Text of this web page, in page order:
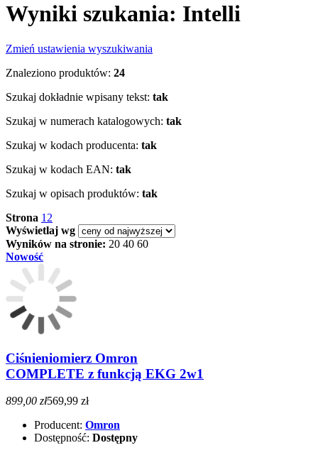
Wyniki szukania: Intelli
Zmień ustawienia wyszukiwania
Znaleziono produktów: 24
Szukaj dokładnie wpisany tekst: tak
Szukaj w numerach katalogowych: tak
Szukaj w kodach producenta: tak
Szukaj w kodach EAN: tak
Szukaj w opisach produktów: tak
Strona 1 2
Wyświetlaj wg
Wyników na stronie: 20 40 60
Nowość
Ciśnieniomierz Omron
COMPLETE z funkcją EKG 2w1
899,00 zł569,99 zł
Producent: Omron
Dostępność: Dostępny